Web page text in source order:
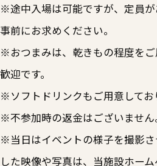
※途中入場は可能ですが、定員
事前にお求めください。
※おつまみは、乾きもの程度を
歓迎です。
※ソフトドリンクもご用意してお
※不参加時の返金はございません
※当日はイベントの様子を撮影
した映像や写真は、当施設ホー